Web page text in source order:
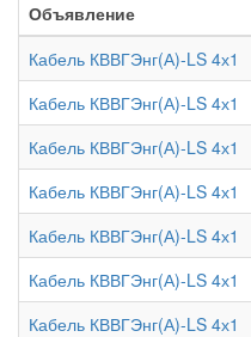
Объявление
Кабель КВВГЭнг(А)-LS 4х1
Кабель КВВГЭнг(А)-LS 4х1
Кабель КВВГЭнг(А)-LS 4х1
Кабель КВВГЭнг(А)-LS 4х1
Кабель КВВГЭнг(А)-LS 4х1
Кабель КВВГЭнг(А)-LS 4х1
Кабель КВВГЭнг(А)-LS 4х1